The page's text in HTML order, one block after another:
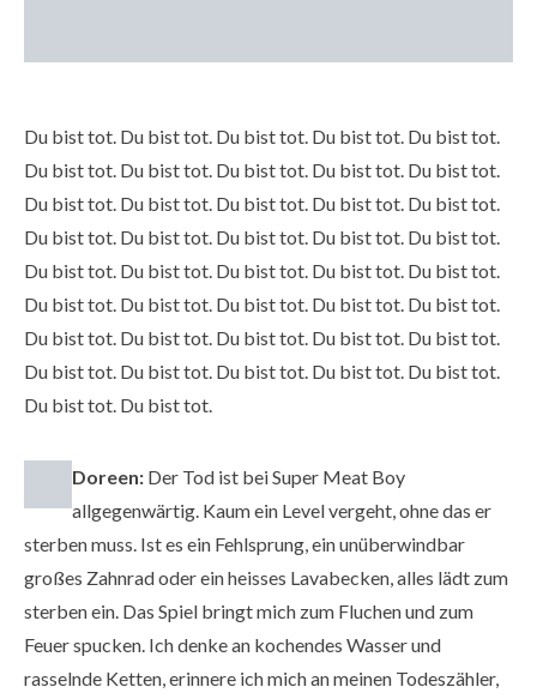
Du bist tot. Du bist tot. Du bist tot. Du bist tot. Du bist tot.
Du bist tot. Du bist tot. Du bist tot. Du bist tot. Du bist tot.
Du bist tot. Du bist tot. Du bist tot. Du bist tot. Du bist tot.
Du bist tot. Du bist tot. Du bist tot. Du bist tot. Du bist tot.
Du bist tot. Du bist tot. Du bist tot. Du bist tot. Du bist tot.
Du bist tot. Du bist tot. Du bist tot. Du bist tot. Du bist tot.
Du bist tot. Du bist tot. Du bist tot. Du bist tot. Du bist tot.
Du bist tot. Du bist tot. Du bist tot. Du bist tot. Du bist tot.
Du bist tot. Du bist tot.
Doreen: Der Tod ist bei Super Meat Boy
allgegenwärtig. Kaum ein Level vergeht, ohne das er
sterben muss. Ist es ein Fehlsprung, ein unüberwindbar
großes Zahnrad oder ein heisses Lavabecken, alles lädt zum
sterben ein. Das Spiel bringt mich zum Fluchen und zum
Feuer spucken. Ich denke an kochendes Wasser und
rasselnde Ketten, erinnere ich mich an meinen Todeszähler,